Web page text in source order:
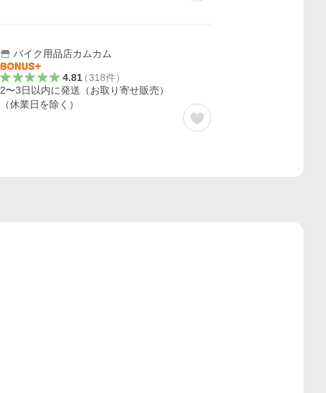
バイク用品店カムカム
4.81（318件）
2〜3日以内に発送（お取り寄せ販売）
（休業日を除く）